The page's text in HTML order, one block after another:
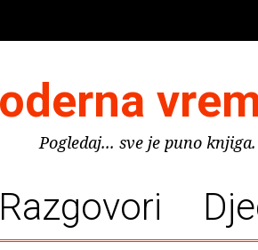
Pogledaj... sve je puno knjiga.
Razgovori